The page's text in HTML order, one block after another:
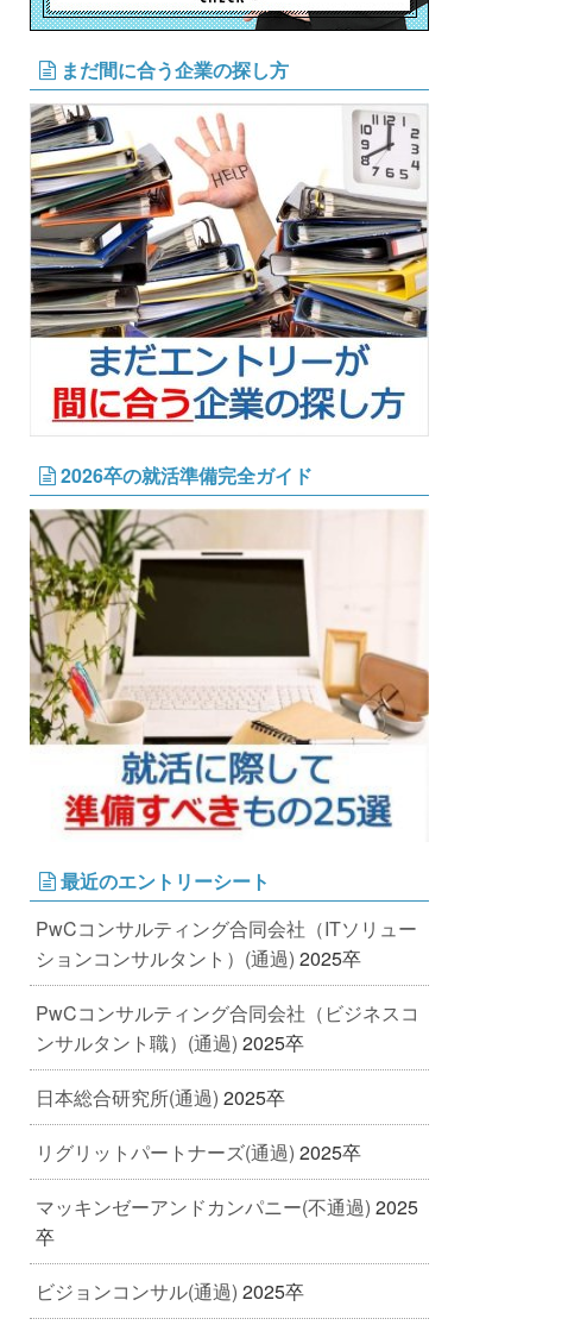
まだ間に合う企業の探し方
2026卒の就活準備完全ガイド
最近のエントリーシート
PwCコンサルティング合同会社（ITソリュー
ションコンサルタント）(通過) 2025卒
PwCコンサルティング合同会社（ビジネスコ
ンサルタント職）(通過) 2025卒
日本総合研究所(通過) 2025卒
リグリットパートナーズ(通過) 2025卒
マッキンゼーアンドカンパニー(不通過) 2025
卒
ビジョンコンサル(通過) 2025卒